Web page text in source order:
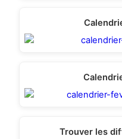
Trouver les